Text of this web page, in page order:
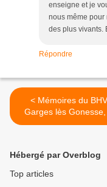
enseigne et je
nous même
des plus vivants.
Répondre
< Mémoires du BHV :
Garges lès Gonesse,
client nous
Hébergé par Overblog
Top articles